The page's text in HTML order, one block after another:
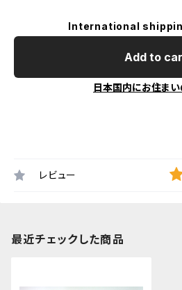
International
Add to
日本国内にお住ま
レビュー
最近チェックした商品